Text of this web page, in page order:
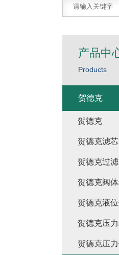
产品中
Products
贺德克
贺德克
贺德克滤芯
贺德克过
贺德克阀
贺德克液
贺德克压
贺德克压